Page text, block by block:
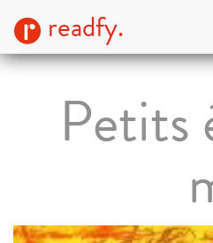
readfy.
Petits